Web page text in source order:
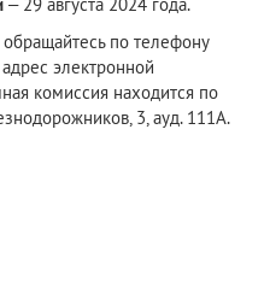
по телефону
адрес электронной
комиссия находится по
3, ауд. 111А.